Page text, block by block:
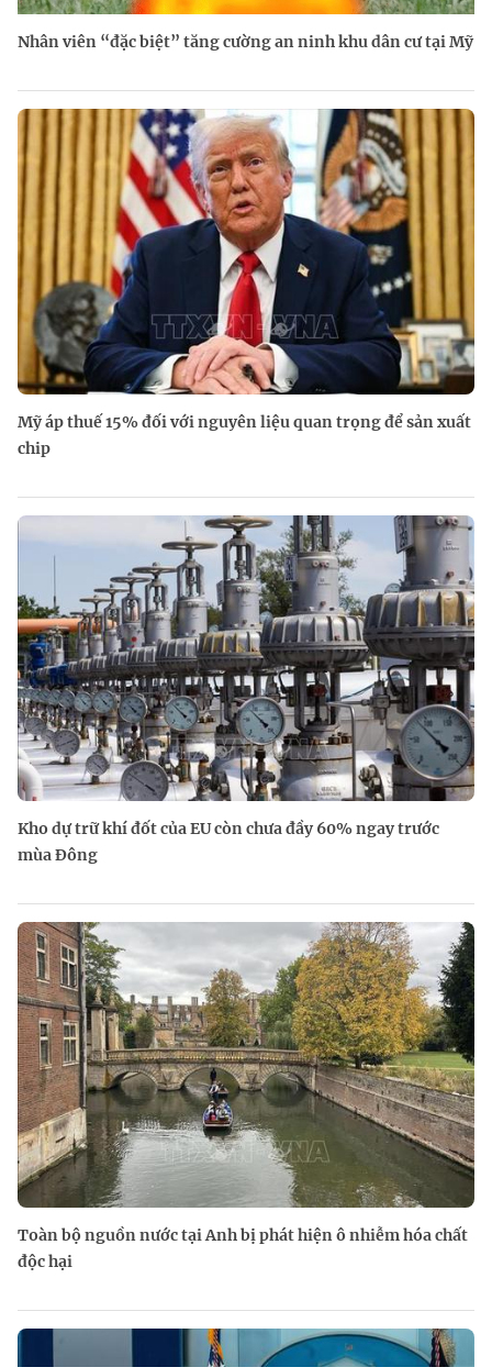
Nhân viên “đặc biệt” tăng cường an ninh khu dân cư tại Mỹ
Mỹ áp thuế 15% đối với nguyên liệu quan trọng để sản xuất
chip
Kho dự trữ khí đốt của EU còn chưa đầy 60% ngay trước
mùa Đông
Toàn bộ nguồn nước tại Anh bị phát hiện ô nhiễm hóa chất
độc hại